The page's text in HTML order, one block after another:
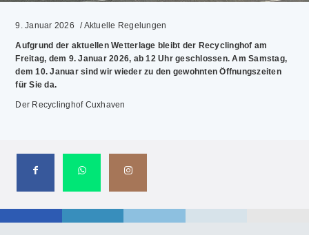
9. Januar 2026 / Aktuelle Regelungen
Aufgrund der aktuellen Wetterlage bleibt der Recyclinghof am
Freitag, dem 9. Januar 2026, ab 12 Uhr geschlossen. Am Samstag,
dem 10. Januar sind wir wieder zu den gewohnten Öffnungszeiten
für Sie da.
Der Recyclinghof Cuxhaven